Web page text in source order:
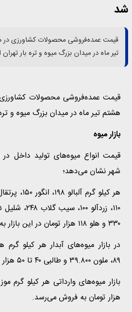
شد
قیمت عمده‌فروشی محصولات کشاورزی در
تیر ماه در میدان بزرگ میوه و تره بار
قیمت عمده‌فروشی محصولات
هشتم تیر ماه در میدان بزرگ میوه و
بازار میوه
قیمت انواع میوه‌های تولید داخل
شهر نشان می‌دهد؛
۳۳۰ و هلو ۱۱۸ هزار تومان در این بازار به فروش می‌رسد.
۸۹، ملون ۳۹.۸۰۰ و طالبی ۴۰ تا ۵۰ هزار تومان است.
هزار تومان به فروش می‌رسد.